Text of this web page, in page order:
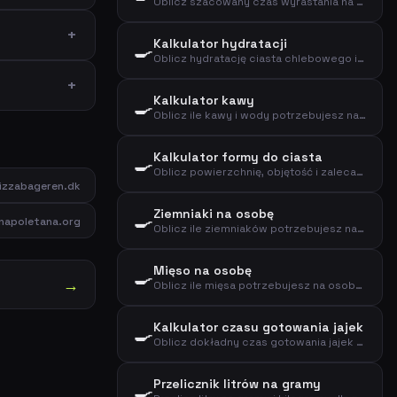
→
🍳Kalkulator hydratacji
Oblicz hydratację ciasta chlebowego i znajdź typ ciasta na podstawie mąki i wody
🍳Kalkulator kawy
Oblicz ile kawy i wody potrzebujesz na podstawie liczby filiżanek i mocy
🍳Kalkulator formy do ciasta
Oblicz powierzchnię, objętość i zalecaną wagę ciasta dla formy
🍳Ziemniaki na osobę
Oblicz ile ziemniaków potrzebujesz na osobę na dodatek, puree lub pieczone ziemniaki
🍳Mięso na osobę
Oblicz ile mięsa potrzebujesz na osobę na podstawie rodzaju mięsa i sposobu przygotowania
🍳Kalkulator czasu gotowania jajek
Oblicz dokładny czas gotowania jajek na podstawie pożądanej konsystencji, rozmiaru i temperatury początkowej
🍳Przelicznik litrów na gramy